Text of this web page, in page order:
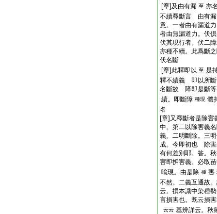
[章]及由有漏 至 亦
不續釋斷言 由有漏
意。一者由有漏道
者由無漏道力。伏
伏其現行者。伏二
亦種不續。此爲斷
伏名斷
[章]此釋即以 至 是
釋不續義 即以所斷
名斷故 障即是斷等
續。即斷障 種現 體
名
[章]又釋斷者是除
中。第二以除害義
義。二明斷除。三
成。今即初也 除害
有何差別耶。答。
害即拆害義。必取
喩現。由是除 種 害
不然。二義互通故
云。損本識中染種
言損害也。既云損
云云 基辨詳云。秋